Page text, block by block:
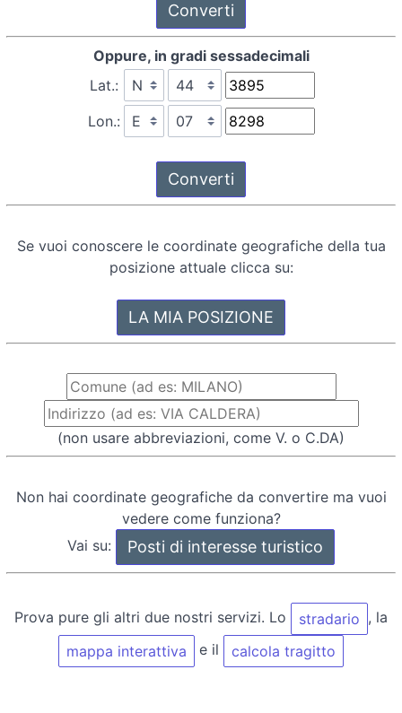
Oppure, in gradi sessadecimali
Lat.:
Lon.:
Se vuoi conoscere le coordinate geografiche della tua
posizione attuale clicca su:
(non usare abbreviazioni, come V. o C.DA)
Non hai coordinate geografiche da convertire ma vuoi
vedere come funziona?
Vai su:
Prova pure gli altri due nostri servizi. Lo stradario , la
mappa interattiva
e il calcola tragitto